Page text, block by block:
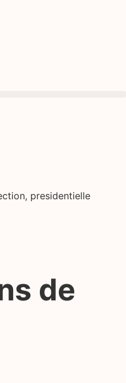
, presidentielle
de